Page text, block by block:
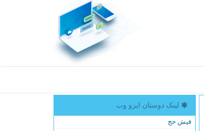
لینک دوستان ایزو وب
فیش حج